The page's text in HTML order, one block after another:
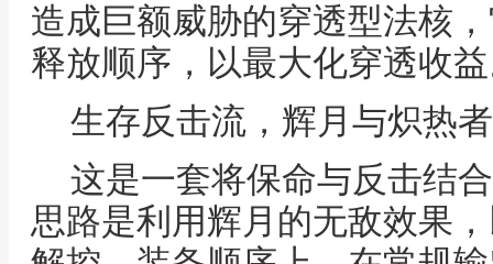
造成巨额威胁的穿透型法核
释放顺序，以最大化穿透收
生存反击流，辉月与炽热
这是一套将保命与反击结
思路是利用辉月的无敌效果